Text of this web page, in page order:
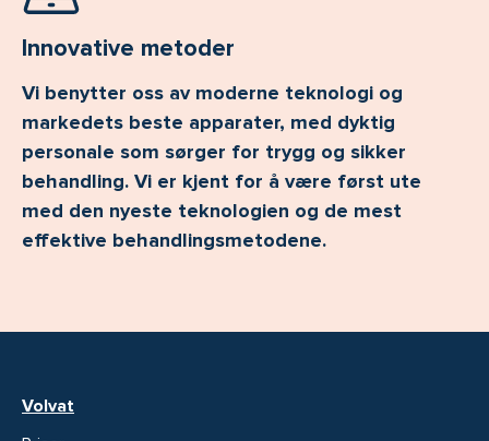
Innovative metoder
Vi benytter oss av moderne teknologi og
markedets beste apparater, med dyktig
personale som sørger for trygg og sikker
behandling. Vi er kjent for å være først ute
med den nyeste teknologien og de mest
effektive behandlingsmetodene.
Volvat